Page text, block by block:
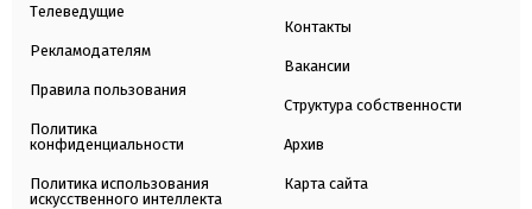
Телеведущие
Рекламодателям
Правила пользования
Политика
конфиденциальности
Политика использования
искусственного интеллекта
Контакты
Вакансии
Структура собственности
Архив
Карта сайта